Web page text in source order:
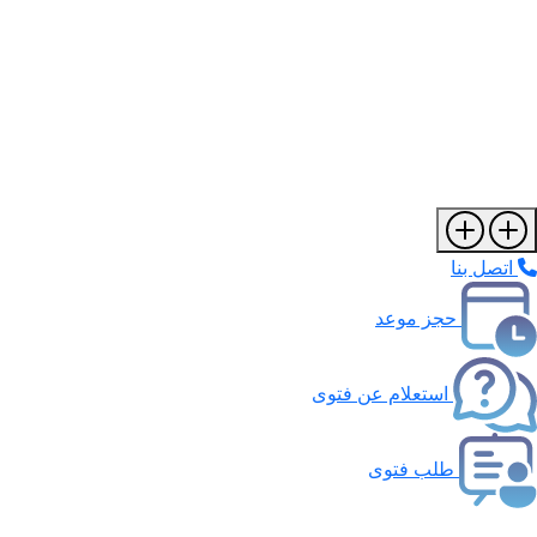
اتصل بنا
حجز موعد
استعلام عن فتوى
طلب فتوى